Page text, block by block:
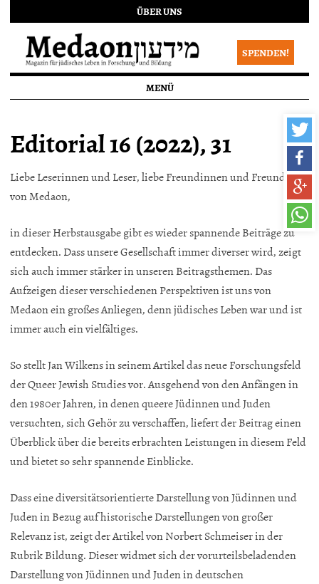
ÜBER UNS
SPENDEN!
MENÜ
Editorial 16 (2022), 31
Liebe Leserinnen und Leser, liebe Freundinnen und Freunde
von Medaon,
in dieser Herbstausgabe gibt es wieder spannende Beiträge zu
entdecken. Dass unsere Gesellschaft immer diverser wird, zeigt
sich auch immer stärker in unseren Beitragsthemen. Das
Aufzeigen dieser verschiedenen Perspektiven ist uns von
Medaon ein großes Anliegen, denn jüdisches Leben war und ist
immer auch ein vielfältiges.
So stellt Jan Wilkens in seinem Artikel das neue Forschungsfeld
der Queer Jewish Studies vor. Ausgehend von den Anfängen in
den 1980er Jahren, in denen queere Jüdinnen und Juden
versuchten, sich Gehör zu verschaffen, liefert der Beitrag einen
Überblick über die bereits erbrachten Leistungen in diesem Feld
und bietet so sehr spannende Einblicke.
Dass eine diversitätsorientierte Darstellung von Jüdinnen und
Juden in Bezug auf historische Darstellungen von großer
Relevanz ist, zeigt der Artikel von Norbert Schmeiser in der
Rubrik Bildung. Dieser widmet sich der vorurteilsbeladenden
Darstellung von Jüdinnen und Juden in deutschen